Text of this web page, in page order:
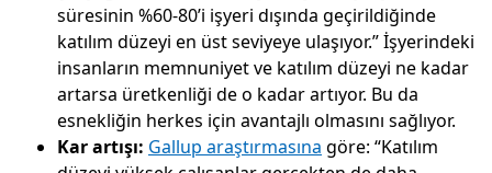
süresinin %60-80’i işyeri dışında geçirildiğinde
katılım düzeyi en üst seviyeye ulaşıyor.” İşyerindeki
insanların memnuniyet ve katılım düzeyi ne kadar
artarsa üretkenliği de o kadar artıyor. Bu da
esnekliğin herkes için avantajlı olmasını sağlıyor.
Kar artışı: Gallup araştırmasına göre: “Katılım